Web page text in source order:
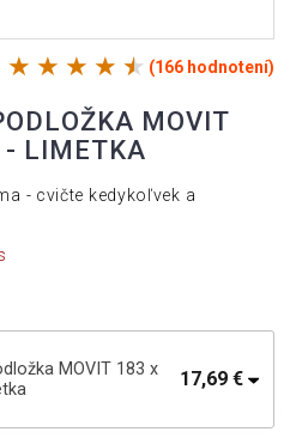
(166 hodnotení)
MOVIT
LIMETKA
- cvičte kedykoľvek a
MOVIT 183 x
17,69 €